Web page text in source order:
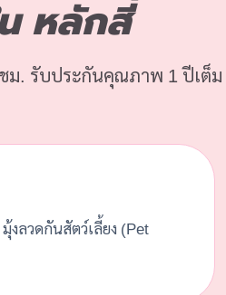
หลักสี่
ม. รับประกันคุณภาพ 1 ปีเต็ม
งลวดกันสัตว์เลี้ยง (Pet